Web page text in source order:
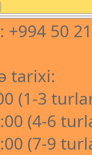
50
tarixi:
(1-3
(4-6
(7-9